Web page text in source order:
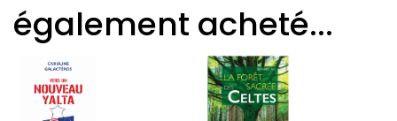
également acheté...